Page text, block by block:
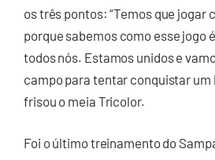
os três pontos: “Temos que jogar
porque sabemos como esse jogo
todos nós. Estamos unidos e
campo para tentar conquistar um
frisou o meia Tricolor.
Foi o último treinamento do